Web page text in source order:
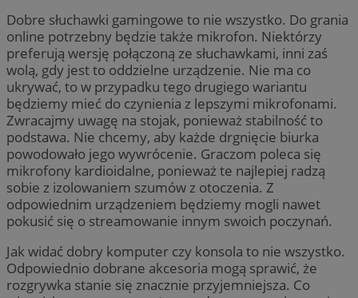
Dobre słuchawki gamingowe to nie wszystko. Do grania
online potrzebny będzie także mikrofon. Niektórzy
preferują wersję połączoną ze słuchawkami, inni zaś
wolą, gdy jest to oddzielne urządzenie. Nie ma co
ukrywać, to w przypadku tego drugiego wariantu
będziemy mieć do czynienia z lepszymi mikrofonami.
Zwracajmy uwagę na stojak, ponieważ stabilność to
podstawa. Nie chcemy, aby każde drgnięcie biurka
powodowało jego wywrócenie. Graczom poleca się
mikrofony kardioidalne, ponieważ te najlepiej radzą
sobie z izolowaniem szumów z otoczenia. Z
odpowiednim urządzeniem będziemy mogli nawet
pokusić się o streamowanie innym swoich poczynań.
Jak widać dobry komputer czy konsola to nie wszystko.
Odpowiednio dobrane akcesoria mogą sprawić, że
rozgrywka stanie się znacznie przyjemniejsza. Co